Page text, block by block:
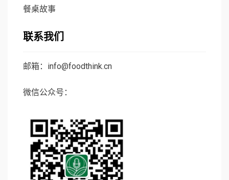
餐桌故事
联系我们
邮箱：info@foodthink.cn
微信公众号：